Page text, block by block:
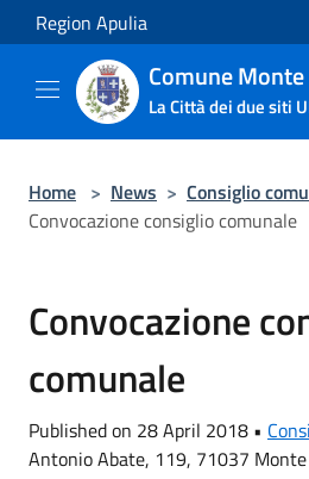
Salta al contenuto principale
Region Apulia
Comune
La Città dei due siti
Home > News > Consiglio
Convocazione consiglio comunale
Convocazione
comunale
Published on 28 April 2018 •
Antonio Abate, 119, 71037